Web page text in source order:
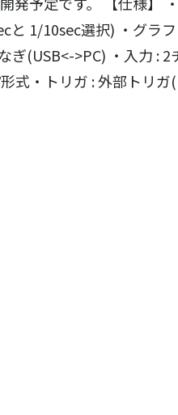
1/10sec選択) ・グラ
ぎ(USB<->PC) ・入力 :
式・トリガ : 外部トリガ